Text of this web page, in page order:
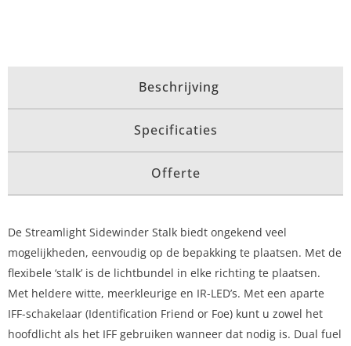
Beschrijving
Specificaties
Offerte
De Streamlight Sidewinder Stalk biedt ongekend veel
mogelijkheden, eenvoudig op de bepakking te plaatsen. Met de
flexibele ‘stalk’ is de lichtbundel in elke richting te plaatsen.
Met heldere witte, meerkleurige en IR-LED’s. Met een aparte
IFF-schakelaar (Identification Friend or Foe) kunt u zowel het
hoofdlicht als het IFF gebruiken wanneer dat nodig is. Dual fuel